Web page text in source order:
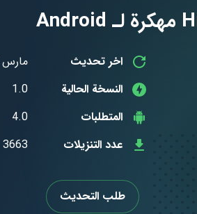
اخر تحديث
مارس 27, 2020
النسخة الحالية
1.0
المتطلبات
4.0
عدد التنزيلات
3663
طلب التحديث